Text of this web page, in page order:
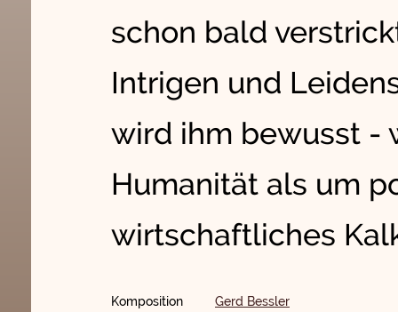
schon bald
Intrigen und
wird ihm bewusst -
Humanität als um
wirtschaftliches
Komposition
Gerd Bessler